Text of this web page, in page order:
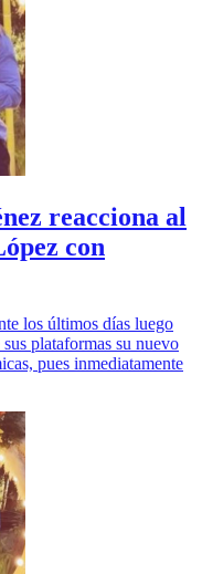
reacciona al
con
los últimos días luego
plataformas su nuevo
pues inmediatamente